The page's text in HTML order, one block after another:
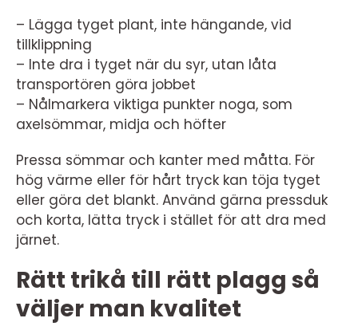
– Lägga tyget plant, inte hängande, vid
tillklippning
– Inte dra i tyget när du syr, utan låta
transportören göra jobbet
– Nålmarkera viktiga punkter noga, som
axelsömmar, midja och höfter
Pressa sömmar och kanter med måtta. För
hög värme eller för hårt tryck kan töja tyget
eller göra det blankt. Använd gärna pressduk
och korta, lätta tryck i stället för att dra med
järnet.
Rätt trikå till rätt plagg så
väljer man kvalitet